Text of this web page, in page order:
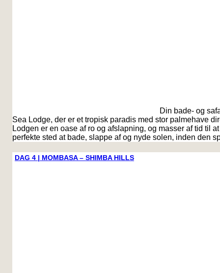
Din bade- og
Sea Lodge, der er et tropisk paradis med stor palmehave
Lodgen er en oase af ro og afslapning, og masser af tid til
perfekte sted at bade, slappe af og nyde solen, inden den
DAG 4 | MOMBASA – SHIMBA HILLS